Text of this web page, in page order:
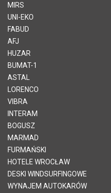
MIRS
UNI-EKO
FABUD
AFJ
HUZAR
BUMAT-1
ASTAL
LORENCO
VIBRA
INTERAM
BOGUSZ
MARMAD
FURMAŃSKI
HOTELE WROCŁAW
DESKI WINDSURFINGOWE
WYNAJEM AUTOKARÓW